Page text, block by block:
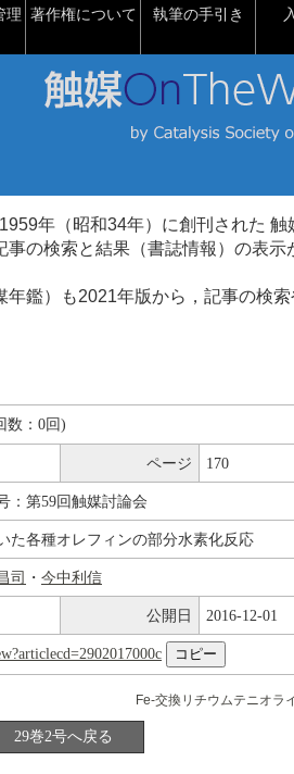
理 著作権について 執筆の手引き
年（昭和34年）に創刊された 触
の検索と結果（書誌情報）の表
鑑）も2021年版から，記事の検
数：0回)
ページ 170
：第59回触媒討論会
た各種オレフィンの部分水素化反応
司 ・ 今中利信
公開日 2016-12-01
29巻2号へ戻る